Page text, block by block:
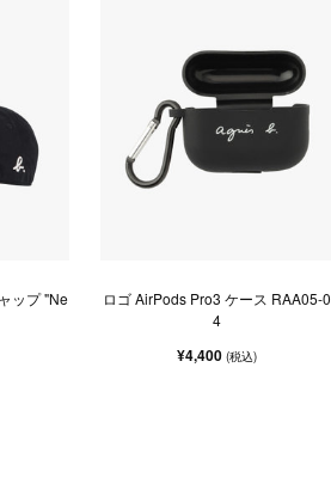
ップ "Ne
ロゴ AirPods Pro3 ケース RAA05-0
4
¥4,400(税込)